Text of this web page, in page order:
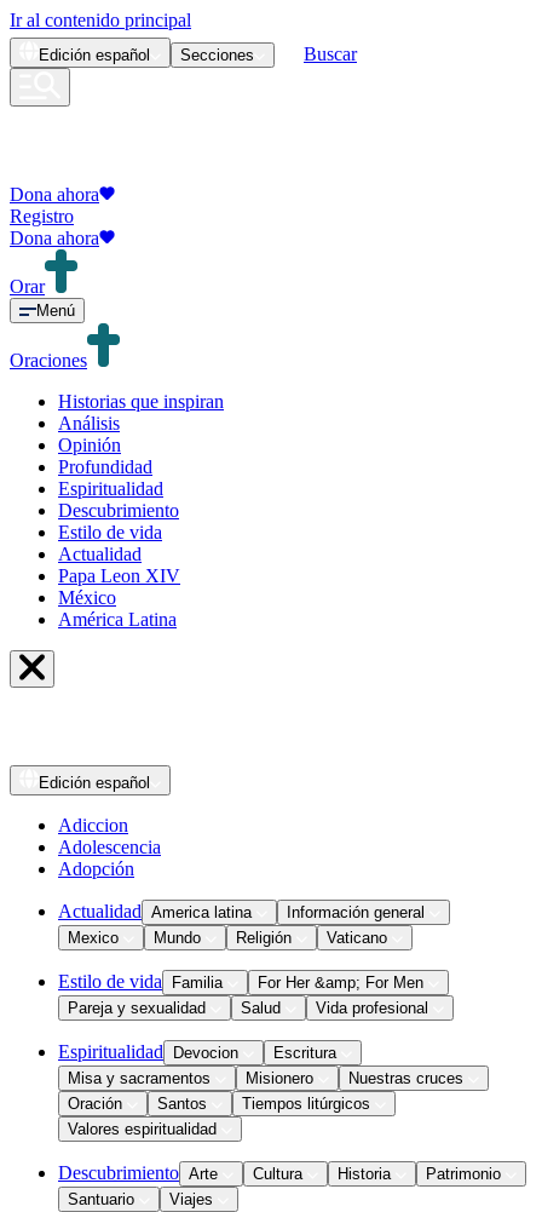
Ir al contenido principal
Edición español Secciones Buscar
Dona ahora
Registro
Dona ahora
Orar
Menú
Oraciones
Historias que inspiran
Análisis
Opinión
Profundidad
Espiritualidad
Descubrimiento
Estilo de vida
Actualidad
Papa Leon XIV
México
América Latina
Edición español
Adiccion
Adolescencia
Adopción
Actualidad America latina
Información general
Mexico
Mundo Religión Vaticano
Estilo de vida Familia
For Her &amp; For Men
Pareja y sexualidad
Salud Vida profesional
Espiritualidad Devocion
Escritura
Misa y sacramentos
Misionero
Nuestras cruces
Oración
Santos
Tiempos litúrgicos
Valores espiritualidad
Descubrimiento Arte Cultura Historia
Patrimonio
Santuario
Viajes